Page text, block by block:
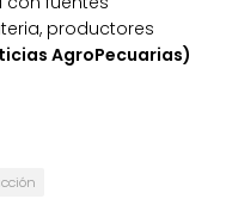
productores
AgroPecuarias)